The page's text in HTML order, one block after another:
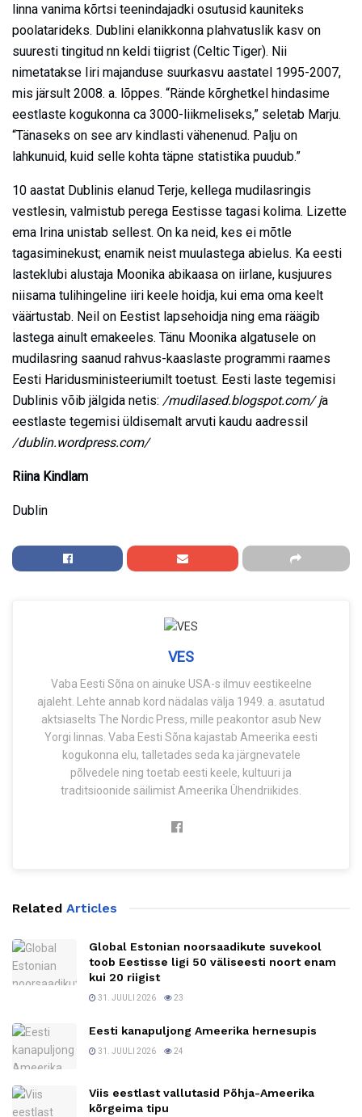
linna vanima kõrtsi teenindajadki osutusid kauniteks
poolatarideks. Dublini elanikkonna plahvatuslik kasv on
suuresti tingitud nn keldi tiigrist (Celtic Tiger). Nii
nimetatakse Iiri majanduse suurkasvu aastatel 1995-2007,
mis järsult 2008. a. lõppes. “Rände kõrghetkel hindasime
eestlaste kogukonna ca 3000-liikmeliseks,” seletab Marju.
“Tänaseks on see arv kindlasti vähenenud. Palju on
lahkunuid, kuid selle kohta täpne statistika puudub.”
10 aastat Dublinis elanud Terje, kellega mudilasringis
vestlesin, valmistub perega Eestisse tagasi kolima. Lizette
ema Irina unistab sellest. On ka neid, kes ei mõtle
tagasiminekust; enamik neist muulastega abielus. Ka eesti
lasteklubi alustaja Moonika abikaasa on iirlane, kusjuures
niisama tulihingeline iiri keele hoidja, kui ema oma keelt
väärtustab. Neil on Eestist lapsehoidja ning ema räägib
lastega ainult emakeeles. Tänu Moonika algatusele on
mudilasring saanud rahvus-kaaslaste programmi raames
Eesti Haridusministeeriumilt toetust. Eesti laste tegemisi
Dublinis võib jälgida netis: /mudilased.blogspot.com/ ja
eestlaste tegemisi üldisemalt arvuti kaudu aadressil
/dublin.wordpress.com/
Riina Kindlam
Dublin
VES
Vaba Eesti Sõna on ainuke USA-s ilmuv eestikeelne
ajaleht. Lehte annab kord nädalas välja 1949. a. asutatud
aktsiaselts The Nordic Press, mille peakontor asub New
Yorgi linnas. Vaba Eesti Sõna kajastab Ameerika eesti
kogukonna elu, talletades seda ka järgnevatele
põlvedele ning toetab eesti keele, kultuuri ja
traditsioonide säilimist Ameerika Ühendriikides.
Related Articles
Global Estonian noorsaadikute suvekool
toob Eestisse ligi 50 väliseesti noort enam
kui 20 riigist
31. JUULI 2026 23
Eesti kanapuljong Ameerika hernesupis
31. JUULI 2026 24
Viis eestlast vallutasid Põhja-Ameerika
kõrgeima tipu